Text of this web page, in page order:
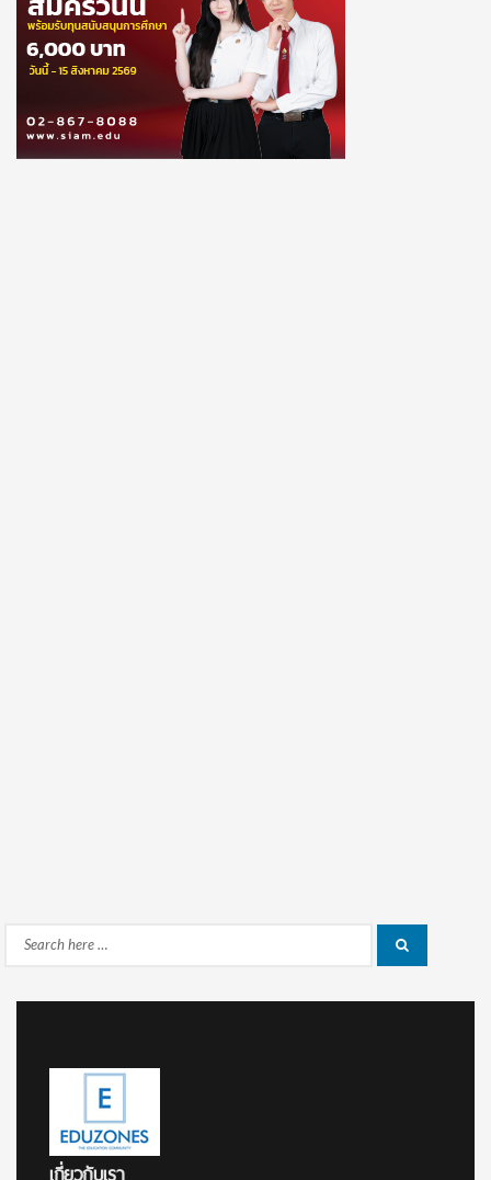
Search